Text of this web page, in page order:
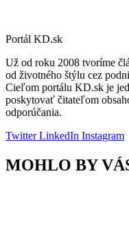
Portál KD.sk
Už od roku 2008 tvoríme
od životného štýlu cez
Cieľom portálu KD.sk je
poskytovať čitateľom
odporúčania.
TwitterLinkedIn Instagram
MOHLO BY